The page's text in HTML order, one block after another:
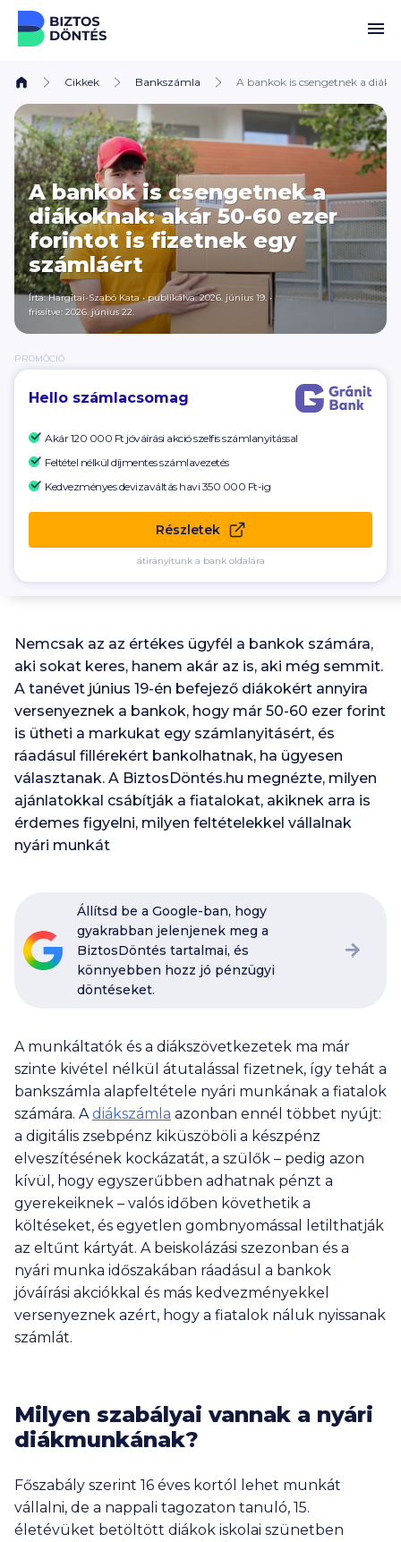
Ugrás a tartalomhoz
Cikkek Bankszámla A bankok is csengetnek a
A bankok is csengetnek a
diákoknak: akár 50-60 ezer
forintot is fizetnek egy
számláért
Írta:Hargitai-Szabó Kata •publikálva: 2026. június 19.•
frissítve: 2026. június 22.
PROMÓCIÓ
Hello számlacsomag
Akár 120 000 Ft jóváírási akció szelfis számlanyitással
Feltétel nélkül díjmentes számlavezetés
Kedvezményes devizaváltás havi 350 000 Ft-ig
Részletek
átirányítunk a bank oldalára
Nemcsak az az értékes ügyfél a bankok számára,
aki sokat keres, hanem akár az is, aki még semmit.
A tanévet június 19-én befejező diákokért annyira
versenyeznek a bankok, hogy már 50-60 ezer forint
is ütheti a markukat egy számlanyitásért, és
ráadásul fillérekért bankolhatnak, ha ügyesen
választanak. A BiztosDöntés.hu megnézte, milyen
ajánlatokkal csábítják a fiatalokat, akiknek arra is
érdemes figyelni, milyen feltételekkel vállalnak
nyári munkát
Állítsd be a Google-ban, hogy
gyakrabban jelenjenek meg a
BiztosDöntés tartalmai, és
könnyebben hozz jó pénzügyi
döntéseket.
A munkáltatók és a diákszövetkezetek ma már
szinte kivétel nélkül átutalással fizetnek, így tehát a
bankszámla alapfeltétele nyári munkának a fiatalok
számára. Adiákszámla azonban ennél többet nyújt:
a digitális zsebpénz kiküszöböli a készpénz
elveszítésének kockázatát, a szülők – pedig azon
kívül, hogy egyszerűbben adhatnak pénzt a
gyerekeiknek – valós időben követhetik a
költéseket, és egyetlen gombnyomással letilthatják
az eltűnt kártyát. A beiskolázási szezonban és a
nyári munka időszakában ráadásul a bankok
jóváírási akciókkal és más kedvezményekkel
versenyeznek azért, hogy a fiatalok náluk nyissanak
számlát.
Milyen szabályai vannak a nyári
diákmunkának?
Főszabály szerint 16 éves kortól lehet munkát
vállalni, de a nappali tagozaton tanuló, 15.
életévüket betöltött diákok iskolai szünetben